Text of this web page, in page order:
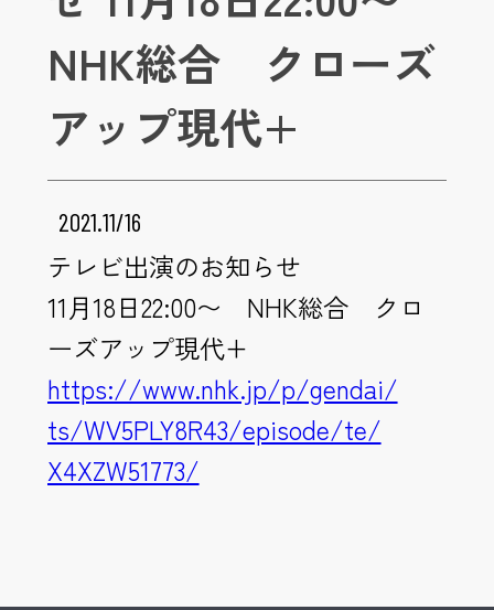
NHK総合 クローズ
アップ現代+
2021.11/16
テレビ出演のお知らせ
11月18日22:00〜 NHK総合 クロ
ーズアップ現代+
https://www.nhk.jp/p/gendai/
ts/WV5PLY8R43/episode/te/
X4XZW51773/